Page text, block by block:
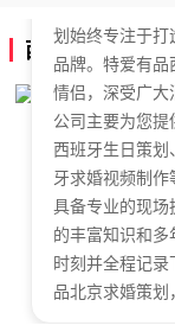
西班牙求婚策
划始终专注于
品牌。特爱有
情侣，深受广
公司主要为您提
西班牙生日策
牙求婚视频制
具备专业的现
的丰富知识和
时刻并全程记
品北京求婚策划